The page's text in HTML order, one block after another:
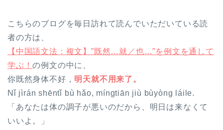
こちらのブログを毎日訪れて読んでいただいている読
者の方は、
【中国語文法：複文】”既然…就／也…”を例文を通して
学ぶ！の例文の中に、
你既然身体不好， 明天就不用来了。
Nǐ jìrán shēntǐ bù hǎo, míngtiān jiù bùyòng láile.
「あなたは体の調子が悪いのだから、明日は来なくて
いいよ。」